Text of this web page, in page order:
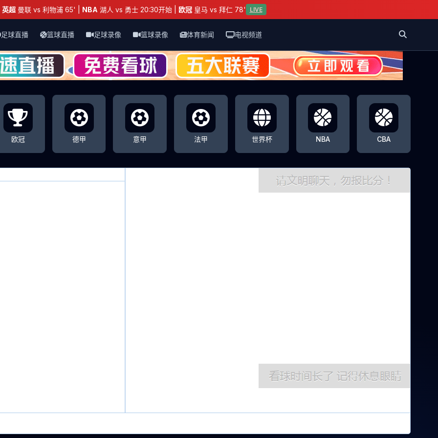
英超曼联 vs 利物浦 65' | NBA 湖人 vs 勇士 20:30开始 | 欧冠皇马 vs 拜仁 78' LIVE
足球直播 篮球直播 足球录像 篮球录像 体育新闻 电视频道
欧冠 德甲 意甲 法甲 世界杯 NBA CBA